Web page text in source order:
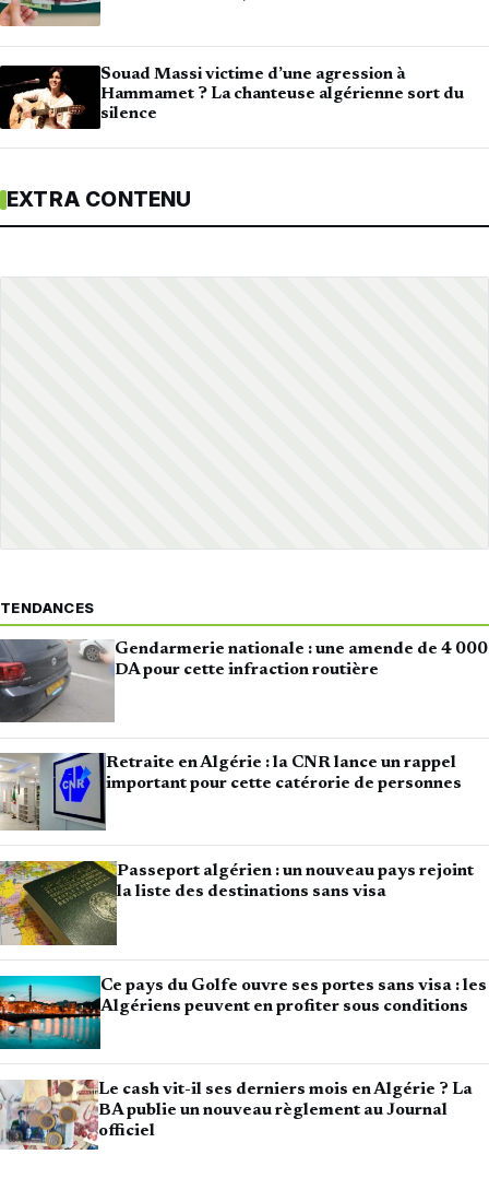
Souad Massi victime d’une agression à
Hammamet ? La chanteuse algérienne sort du
silence
EXTRA CONTENU
TENDANCES
Gendarmerie nationale : une amende de 4 000
DA pour cette infraction routière
Retraite en Algérie : la CNR lance un rappel
important pour cette catérorie de personnes
Passeport algérien : un nouveau pays rejoint
la liste des destinations sans visa
Ce pays du Golfe ouvre ses portes sans visa : les
Algériens peuvent en profiter sous conditions
Le cash vit-il ses derniers mois en Algérie ? La
BA publie un nouveau règlement au Journal
officiel